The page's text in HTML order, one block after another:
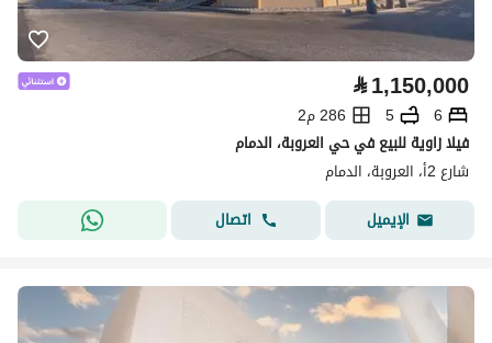
⃁1,150,000
6
5
286 م2
فيلا زاوية للبيع في حي العروبة، الدمام
شارع 2أ، العروبة، الدمام
الإيميل
اتصال